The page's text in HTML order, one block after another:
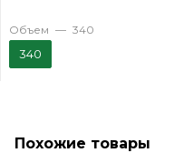
Объем — 340
340
Похожие товары